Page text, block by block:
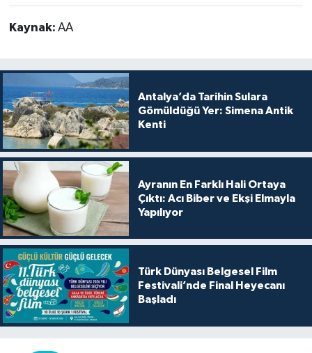
Kaynak: AA
Antalya’da Tarihin Sulara
Gömüldüğü Yer: Simena Antik
Kenti
Ayranın En Farklı Hali Ortaya
Çıktı: Acı Biber ve Ekşi Elmayla
Yapılıyor
Türk Dünyası Belgesel Film
Festivali’nde Final Heyecanı
Başladı